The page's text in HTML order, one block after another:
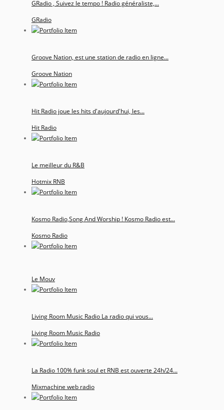
GRadio , Suivez le tempo ! Radio généraliste,...
GRadio
Groove Nation, est une station de radio en ligne...
Groove Nation
Hit Radio joue les hits d'aujourd'hui, les...
Hit Radio
Le meilleur du R&B
Hotmix RNB
Kosmo Radio,Song And Worship ! Kosmo Radio est...
Kosmo Radio
Le Mouv
Living Room Music Radio La radio qui vous...
Living Room Music Radio
La Radio 100% funk soul et RNB est ouverte 24h/24...
Mixmachine web radio